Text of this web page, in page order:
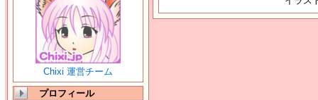
Chixi 運営チーム
プロフィール